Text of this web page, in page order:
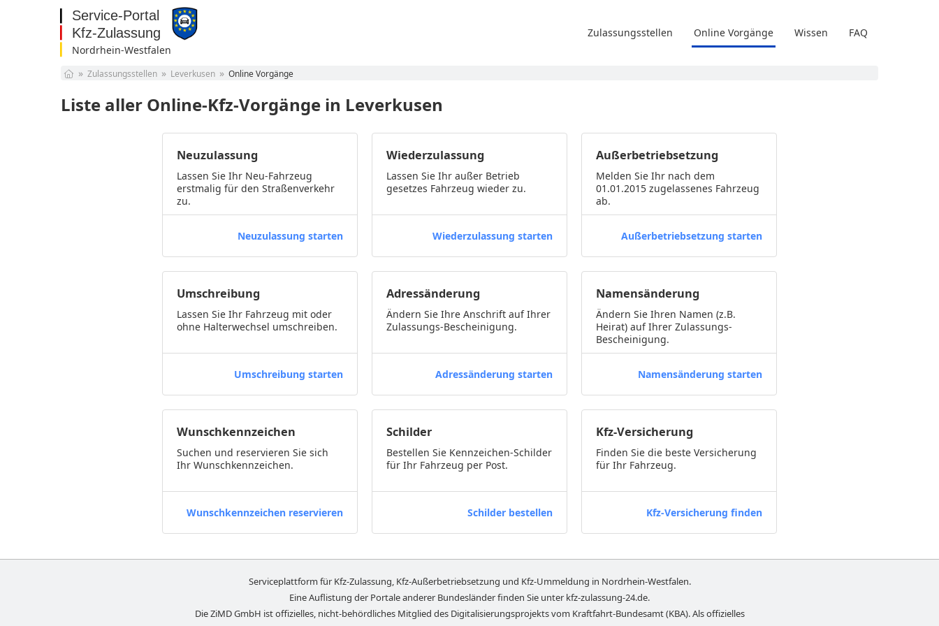
Nordrhein-Westfalen
Bayern
Berlin
Brandenburg
Nordrhein-Westfalen
Rheinland-Pfalz
Zulassungsstellen Online Vorgänge Wissen FAQ
Zulassungsstellen Leverkusen Online Vorgänge
Liste aller Online-Kfz-Vorgänge in Leverkusen
Neuzulassung
Lassen Sie Ihr Neu-Fahrzeug
erstmalig für den Straßenverkehr
zu.
Neuzulassung starten
Wiederzulassung
Lassen Sie Ihr außer Betrieb
gesetzes Fahrzeug wieder zu.
Wiederzulassung starten
Außerbetriebsetzung
Melden Sie Ihr nach dem
01.01.2015 zugelassenes Fahrzeug
ab.
Außerbetriebsetzung starten
Umschreibung
Lassen Sie Ihr Fahrzeug mit oder
ohne Halterwechsel umschreiben.
Umschreibung starten
Adressänderung
Ändern Sie Ihre Anschrift auf Ihrer
Zulassungs-Bescheinigung.
Adressänderung starten
Namensänderung
Ändern Sie Ihren Namen (z.B.
Heirat) auf Ihrer Zulassungs-
Bescheinigung.
Namensänderung starten
Wunschkennzeichen
Suchen und reservieren Sie sich
Ihr Wunschkennzeichen.
Wunschkennzeichen reservieren
Schilder
Bestellen Sie Kennzeichen-Schilder
für Ihr Fahrzeug per Post.
Schilder bestellen
Kfz-Versicherung
Finden Sie die beste Versicherung
für Ihr Fahrzeug.
Kfz-Versicherung finden
Serviceplattform für Kfz-Zulassung, Kfz-Außerbetriebsetzung und Kfz-Ummeldung in Nordrhein-Westfalen.
Eine Auflistung der Portale anderer Bundesländer finden Sie unter kfz-zulassung-24.de.
Die ZiMD GmbH ist offizielles, nicht-behördliches Mitglied des Digitalisierungsprojekts vom Kraftfahrt-Bundesamt (KBA). Als offizielles